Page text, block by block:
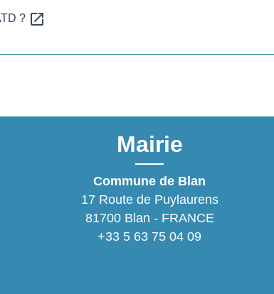
? open_in_new
Mairie
Commune de Blan
17 Route de Puylaurens
81700 Blan - FRANCE
+33 5 63 75 04 09